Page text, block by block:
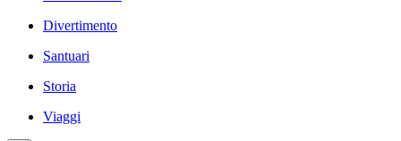
Divertimento
Santuari
Storia
Viaggi